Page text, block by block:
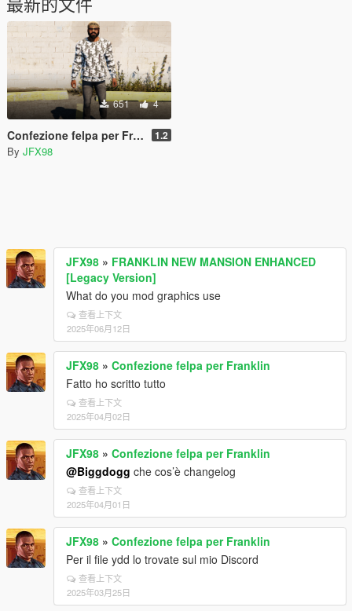
651 4
Confezione felpa per Franklin 1.2
By JFX98
JFX98 » FRANKLIN NEW MANSION ENHANCED
[Legacy Version]
What do you mod graphics use
查看上下文
2025年06月12日
JFX98 » Confezione felpa per Franklin
Fatto ho scritto tutto
查看上下文
2025年04月02日
JFX98 » Confezione felpa per Franklin
@Biggdogg che cos’è changelog
查看上下文
2025年04月01日
JFX98 » Confezione felpa per Franklin
Per il file ydd lo trovate sul mio Discord
查看上下文
2025年03月25日